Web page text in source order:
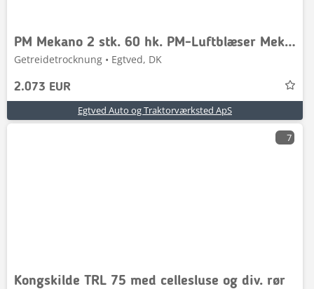
PM Mekano 2 stk. 60 hk. PM-Luftblæser Mekano type LC
Getreidetrocknung • Egtved, DK
2.073 EUR
Egtved Auto og Traktorværksted ApS
7
Kongskilde TRL 75 med cellesluse og div. rør